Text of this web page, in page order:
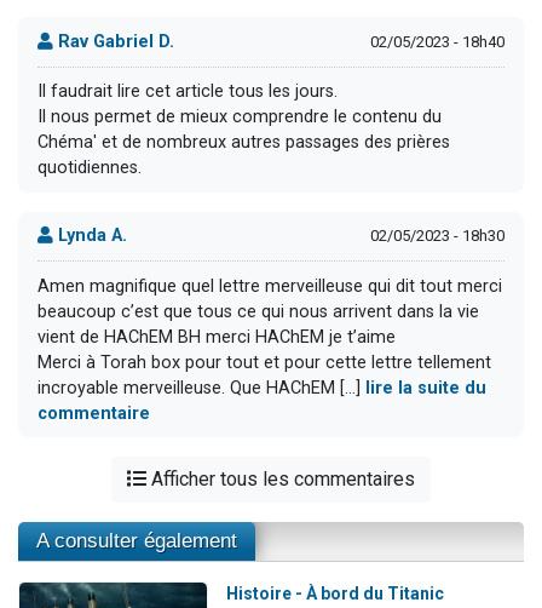
Rav Gabriel D. 02/05/2023 - 18h40
Il faudrait lire cet article tous les jours.
Il nous permet de mieux comprendre le contenu du
Chéma' et de nombreux autres passages des prières
quotidiennes.
Lynda A. 02/05/2023 - 18h30
Amen magnifique quel lettre merveilleuse qui dit tout merci
beaucoup c’est que tous ce qui nous arrivent dans la vie
vient de HAChEM BH merci HAChEM je t’aime
Merci à Torah box pour tout et pour cette lettre tellement
incroyable merveilleuse. Que HAChEM [...]
lire la suite du
commentaire
Afficher tous les commentaires
A consulter également
Histoire - À bord du Titanic